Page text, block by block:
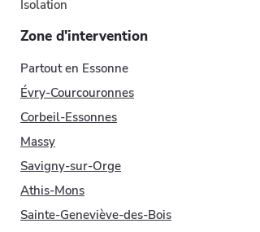
Isolation
Zone d'intervention
Partout en Essonne
Évry-Courcouronnes
Corbeil-Essonnes
Massy
Savigny-sur-Orge
Athis-Mons
Sainte-Geneviève-des-Bois